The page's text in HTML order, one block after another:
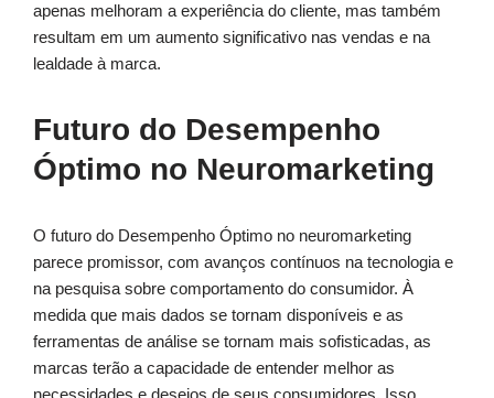
apenas melhoram a experiência do cliente, mas também
resultam em um aumento significativo nas vendas e na
lealdade à marca.
Futuro do Desempenho
Óptimo no Neuromarketing
O futuro do Desempenho Óptimo no neuromarketing
parece promissor, com avanços contínuos na tecnologia e
na pesquisa sobre comportamento do consumidor. À
medida que mais dados se tornam disponíveis e as
ferramentas de análise se tornam mais sofisticadas, as
marcas terão a capacidade de entender melhor as